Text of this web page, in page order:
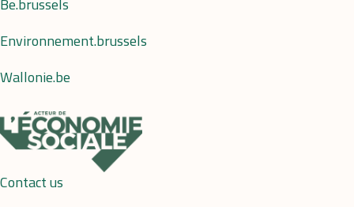
Be.brussels
Environnement.brussels
Wallonie.be
Contact us